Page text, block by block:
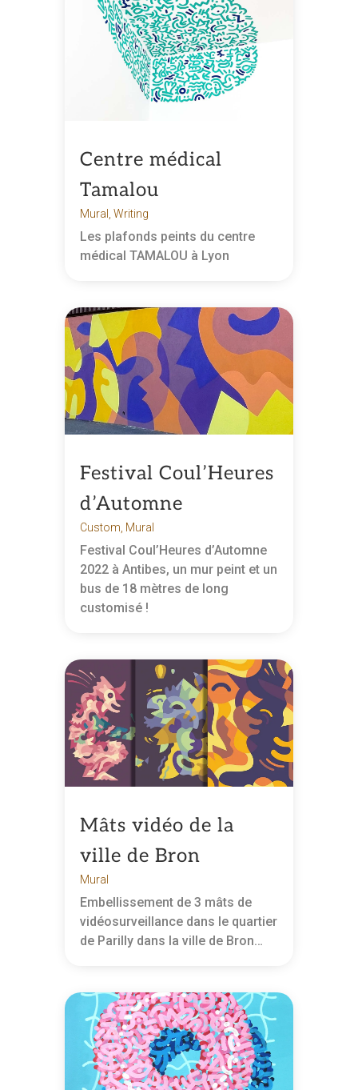
Centre médical
Tamalou
Mural Writing
Les plafonds peints du centre
médical TAMALOU à Lyon
Festival Coul’Heures
d’Automne
Custom Mural
Festival Coul’Heures d’Automne
2022 à Antibes, un mur peint et un
bus de 18 mètres de long
customisé !
Mâts vidéo de la
ville de Bron
Mural
Embellissement de 3 mâts de
vidéosurveillance dans le quartier
de Parilly dans la ville de Bron…